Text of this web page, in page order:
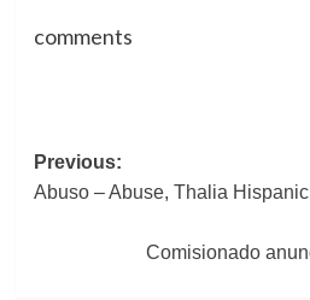
comments
Post
navigation
Previous:
Abuso – Abuse, Thalia
Comisionado